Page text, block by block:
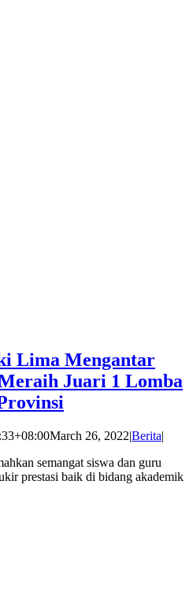
Lima Mengantar
Juari 1 Lomba
March 26, 2022|Berita|
semangat siswa dan guru
prestasi baik di bidang akademik